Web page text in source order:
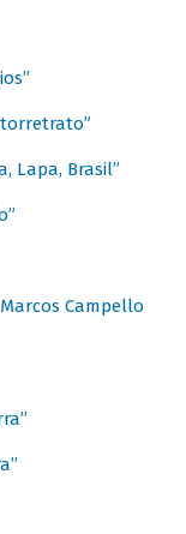
Lapa, Brasil”
Campello